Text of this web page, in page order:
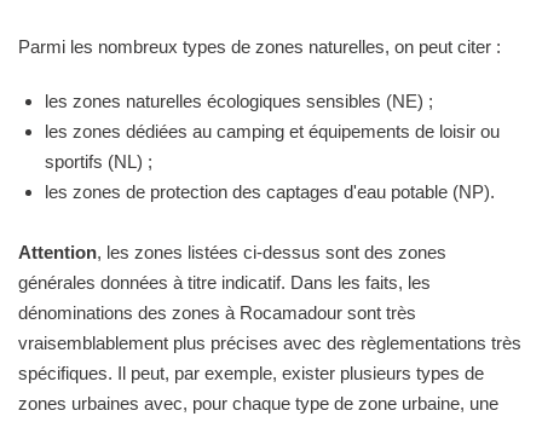
Parmi les nombreux types de zones naturelles, on peut citer :
les zones naturelles écologiques sensibles (NE) ;
les zones dédiées au camping et équipements de loisir ou
sportifs (NL) ;
les zones de protection des captages d'eau potable (NP).
Attention, les zones listées ci-dessus sont des zones
générales données à titre indicatif. Dans les faits, les
dénominations des zones à Rocamadour sont très
vraisemblablement plus précises avec des règlementations très
spécifiques. Il peut, par exemple, exister plusieurs types de
zones urbaines avec, pour chaque type de zone urbaine, une